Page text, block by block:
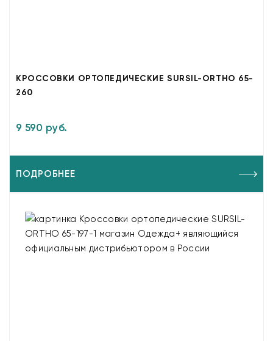
КРОССОВКИ ОРТОПЕДИЧЕСКИЕ SURSIL-ORTHO 65-
260
9 590 руб.
ПОДРОБНЕЕ